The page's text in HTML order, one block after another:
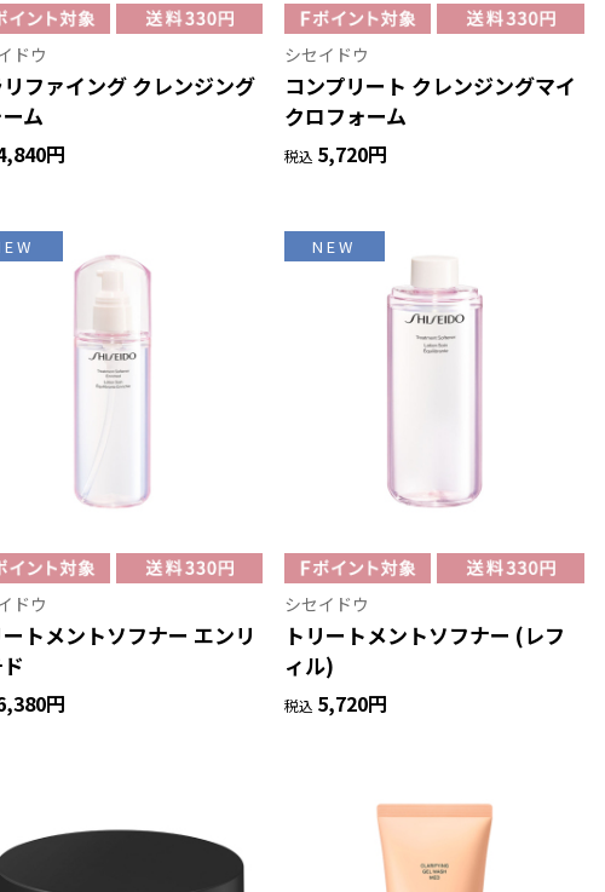
ドウ
ファイング クレンジング
ム
円
シセイドウ
コンプリート クレンジングマイ
クロフォーム
税込 5,720円
ドウ
ートメントソフナー エンリ
円
NEW
シセイドウ
トリートメントソフナー (レフ
ィル)
税込 5,720円